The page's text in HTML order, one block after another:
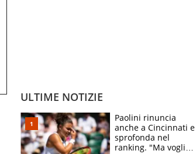
ULTIME NOTIZIE
Paolini rinuncia
anche a Cincinnati e
sprofonda nel
ranking. "Ma voglio